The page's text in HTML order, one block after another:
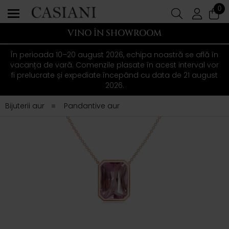
0
VINO ÎN SHOWROOM
În perioada 10–20 august 2026, echipa noastră se află în
vacanța de vară. Comenzile plasate în acest interval vor
fi prelucrate și expediate începând cu data de 21 august
2026.
Bijuterii aur
Pandantive aur